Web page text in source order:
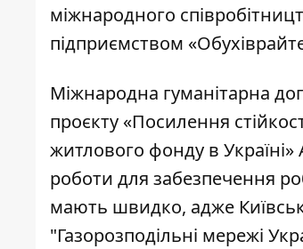
міжнародного
підприємством
Міжнародна гуманітарна
проєкту «Посилення
житлового фонду в
роботи для забезпечення
мають швидко, адже
"Газорозподільні мережі